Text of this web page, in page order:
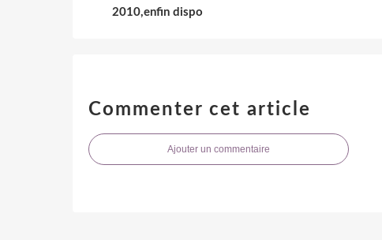
2010,enfin dispo
Commenter cet article
Ajouter un commentaire